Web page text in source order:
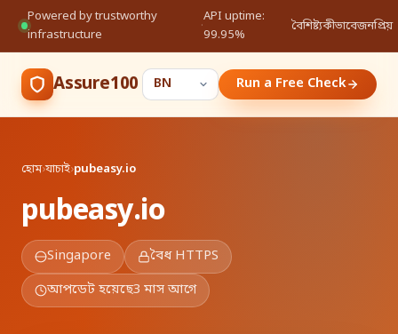
Powered by trustworthy
infrastructure
·
API uptime:
99.95%
বৈশিষ্ট্যকীভাবেজনপ্রিয়
Assure100 Run a Free Check
হোম›যাচাই›pubeasy.io
pubeasy.io
Singapore
বৈধ HTTPS
আপডেট হয়েছে3 মাস আগে